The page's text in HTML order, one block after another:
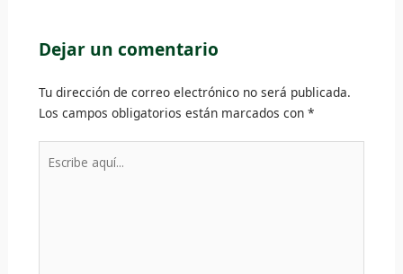
Dejar un comentario
Tu dirección de correo electrónico no será publicada.
Los campos obligatorios están marcados con *